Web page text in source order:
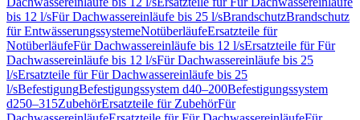
bis 12 l/sFür Dachwassereinläufe bis 25 l/sBrandschutzBrandschutz
für EntwässerungssystemeNotüberläufeErsatzteile für
NotüberläufeFür Dachwassereinläufe bis 12 l/sErsatzteile für Für
Dachwassereinläufe bis 12 l/sFür Dachwassereinläufe bis 25
l/sErsatzteile für Für Dachwassereinläufe bis 25
l/sBefestigungBefestigungssystem d40–200Befestigungssystem
d250–315ZubehörErsatzteile für ZubehörFür